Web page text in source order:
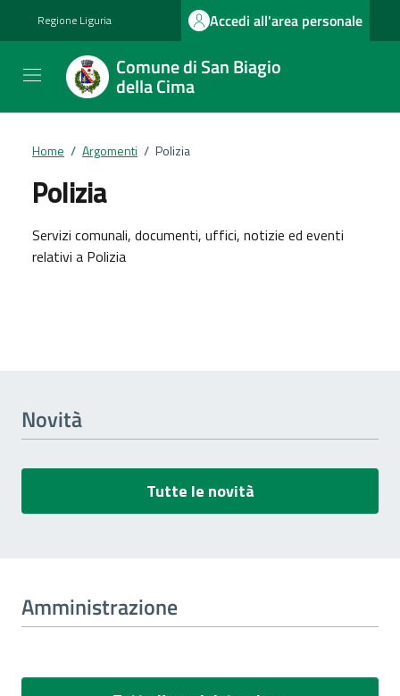
Regione Liguria Accedi all'area personale
Comune di San Biagio
della Cima
Home / Argomenti / Polizia
Polizia
Dettagli dell'argomento
Servizi comunali, documenti, uffici, notizie ed eventi
relativi a Polizia
Novità
Tutte le novità
Amministrazione